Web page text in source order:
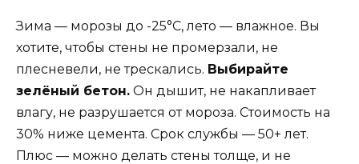
Зима — морозы до -25°C, лето — влажное. Вы
хотите, чтобы стены не промерзали, не
плесневели, не трескались. Выбирайте
зелёный бетон. Он дышит, не накапливает
влагу, не разрушается от мороза. Стоимость на
30% ниже цемента. Срок службы — 50+ лет.
Плюс — можно делать стены толще, и не